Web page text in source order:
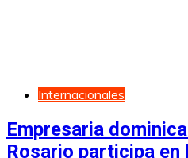
Internacionales
Empresaria
Rosario participa en